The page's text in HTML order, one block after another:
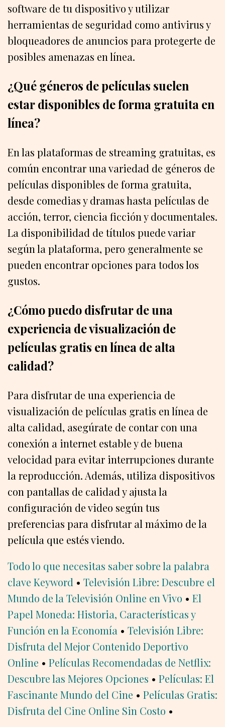
software de tu dispositivo y utilizar
herramientas de seguridad como antivirus y
bloqueadores de anuncios para protegerte de
posibles amenazas en línea.
¿Qué géneros de películas suelen
estar disponibles de forma gratuita en
línea?
En las plataformas de streaming gratuitas, es
común encontrar una variedad de géneros de
películas disponibles de forma gratuita,
desde comedias y dramas hasta películas de
acción, terror, ciencia ficción y documentales.
La disponibilidad de títulos puede variar
según la plataforma, pero generalmente se
pueden encontrar opciones para todos los
gustos.
¿Cómo puedo disfrutar de una
experiencia de visualización de
películas gratis en línea de alta
calidad?
Para disfrutar de una experiencia de
visualización de películas gratis en línea de
alta calidad, asegúrate de contar con una
conexión a internet estable y de buena
velocidad para evitar interrupciones durante
la reproducción. Además, utiliza dispositivos
con pantallas de calidad y ajusta la
configuración de video según tus
preferencias para disfrutar al máximo de la
película que estés viendo.
Todo lo que necesitas saber sobre la palabra
clave Keyword • Televisión Libre: Descubre el
Mundo de la Televisión Online en Vivo • El
Papel Moneda: Historia, Características y
Función en la Economía • Televisión Libre:
Disfruta del Mejor Contenido Deportivo
Online • Películas Recomendadas de Netflix:
Descubre las Mejores Opciones • Películas: El
Fascinante Mundo del Cine • Películas Gratis:
Disfruta del Cine Online Sin Costo •